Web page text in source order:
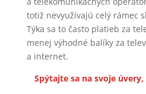
totiž nevyužívajú celý rámec
Týka sa to často platieb za
menej výhodné balíky za
a internet.
Spýtajte sa na svoje